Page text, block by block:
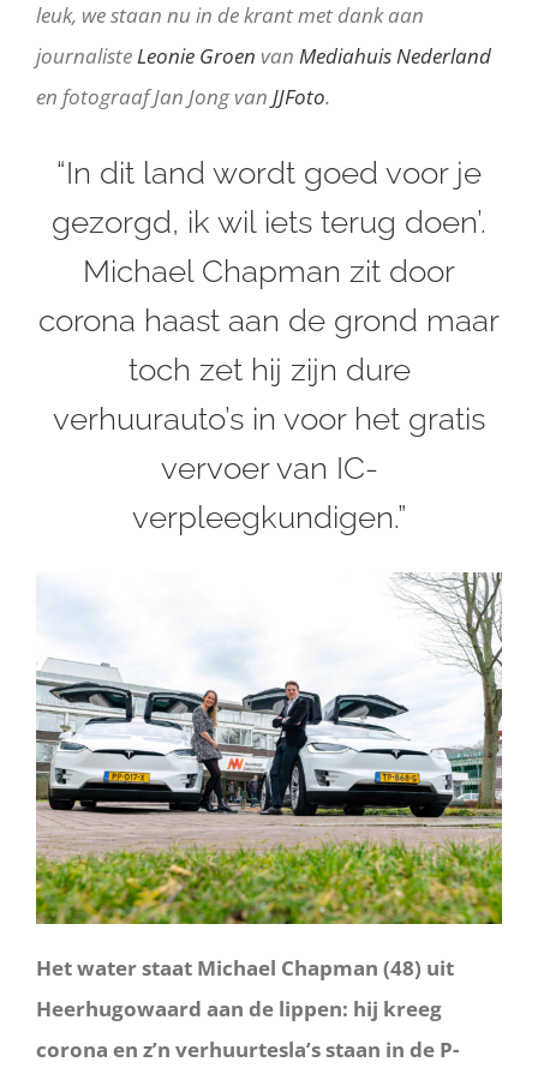
leuk, we staan nu in de krant met dank aan
journalisteLeonie Groen van Mediahuis Nederland
en fotograaf Jan Jong van JJFoto.
“In dit land wordt goed voor je
gezorgd, ik wil iets terug doen’.
Michael Chapman zit door
corona haast aan de grond maar
toch zet hij zijn dure
verhuurauto’s in voor het gratis
vervoer van IC-
verpleegkundigen.”
Het water staat Michael Chapman (48) uit
Heerhugowaard aan de lippen: hij kreeg
corona en z’n verhuurtesla’s staan in de P-